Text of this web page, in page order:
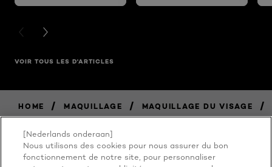
PREVIOUS CARD
NEXT CARD
VOIR TOUS LES D'ARTICLES
HOME / MAQUILLAGE / MAQUILLAGE DU VISAGE /
[Nederlands onderaan]
Nous utilisons des cookies pour nous assurer du bon
fonctionnement de notre site, pour personnaliser